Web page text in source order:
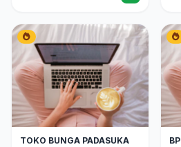
TOKO BUNGA PADASUKA